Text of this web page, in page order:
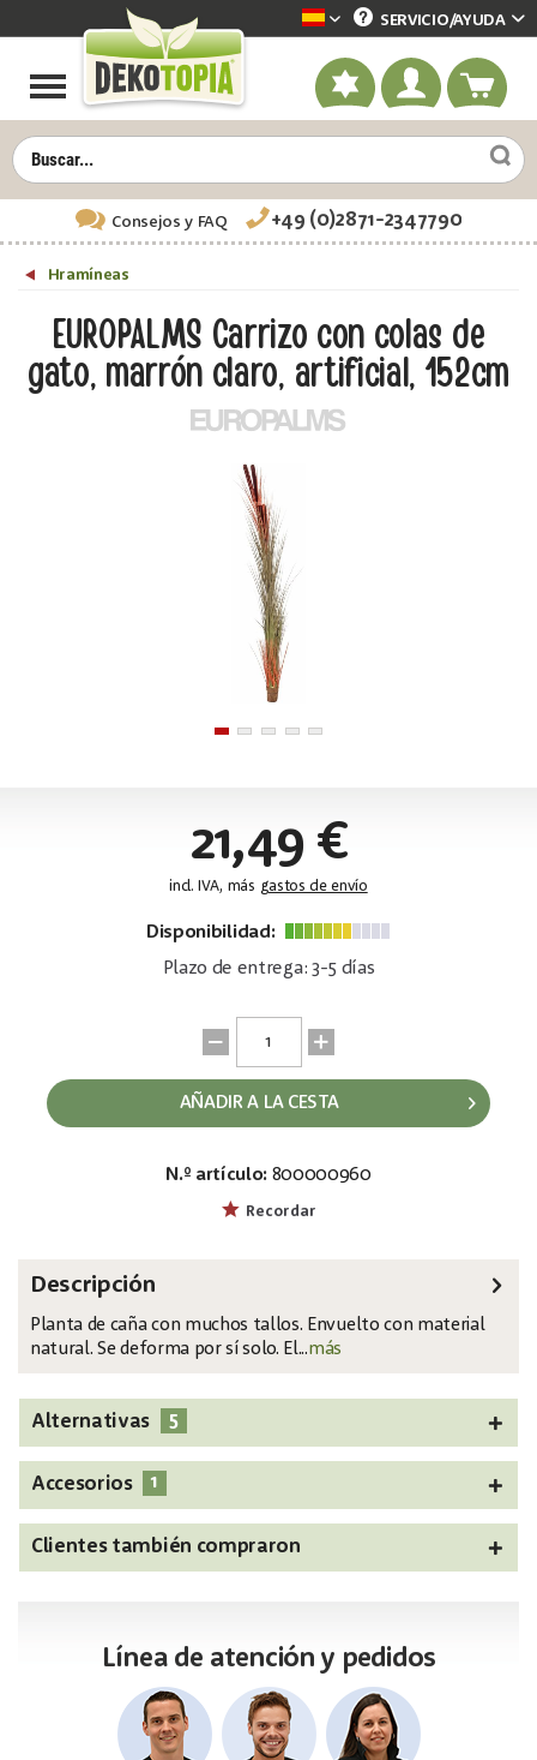
Dekotopia spanisch
SERVICIO/AYUDA
Consejos y FAQ +49 (0)2871-2347790
Hramíneas
EUROPALMS Carrizo con colas de
gato, marrón claro, artificial, 152cm
21,49 €
incl. IVA, más gastos de envío
Disponibilidad:
Plazo de entrega: 3-5 días
AÑADIR A LA CESTA
N.º artículo: 800000960
Recordar
Descripción
Planta de caña con muchos tallos. Envuelto con material
natural. Se deforma por sí solo. El...más
Alternativas 5
Accesorios 1
Clientes también compraron
Línea de atención y pedidos